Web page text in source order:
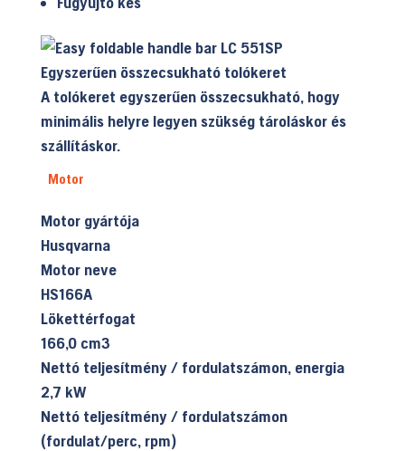
Egyszerűen összecsukható tolókeret
A tolókeret egyszerűen összecsukható, hogy
minimális helyre legyen szükség tároláskor és
szállításkor.
Motor
Motor gyártója
Husqvarna
Motor neve
HS166A
Lökettérfogat
166,0 cm3
Nettó teljesítmény / fordulatszámon, energia
2,7 kW
Nettó teljesítmény / fordulatszámon
(fordulat/perc, rpm)